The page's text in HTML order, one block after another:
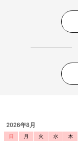
2026年8月
日 月 火 水 木